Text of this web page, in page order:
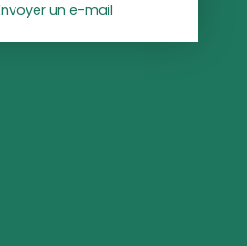
un e-mail